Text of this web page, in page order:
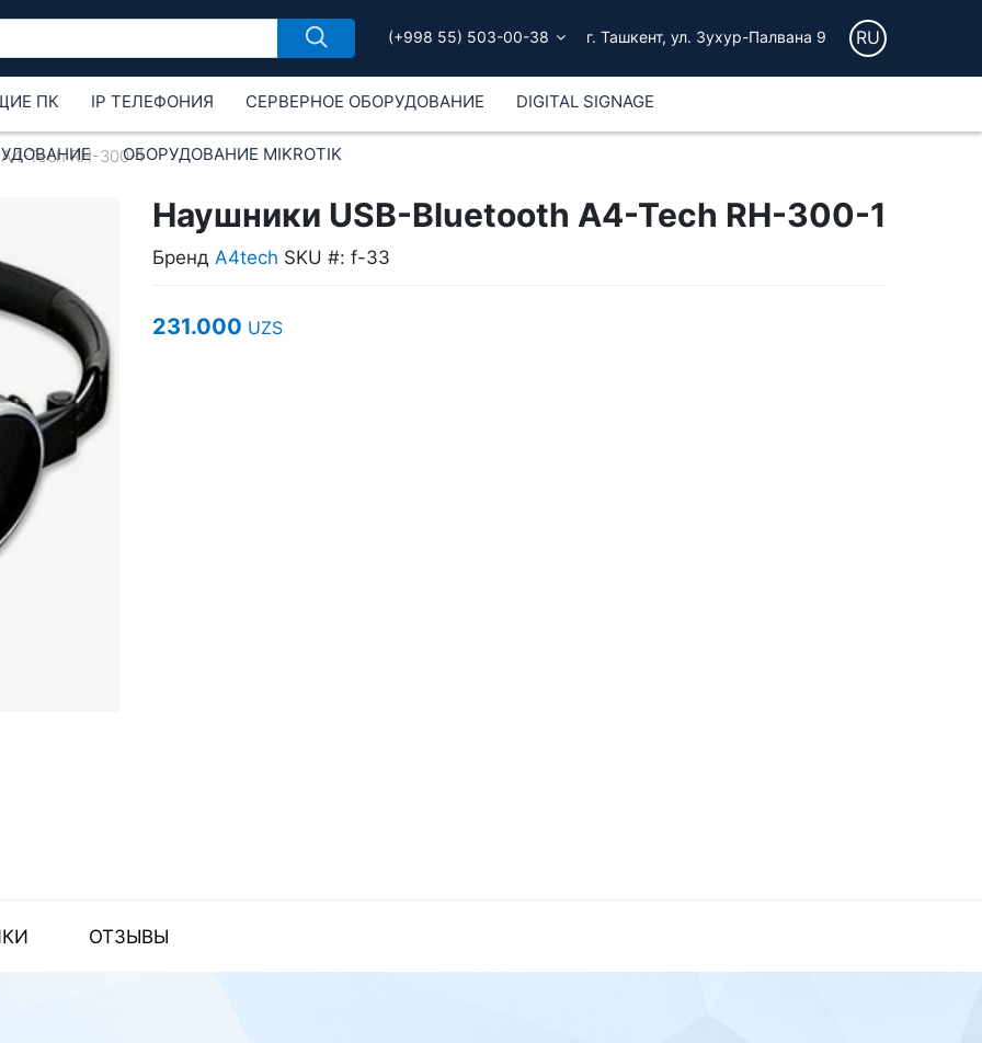
(+998 55) 503-00-38 г. Ташкент, ул. Зухур-Палвана 9 RU
ПК IP ТЕЛЕФОНИЯ СЕРВЕРНОЕ ОБОРУДОВАНИЕ DIGITAL SIGNAGE
ОБОРУДОВАНИЕ MIKROTIK
Tech RH-300-1
Наушники USB-Bluetooth A4-Tech RH-300-1
Бренд A4tech SKU #: f-33
231.000 UZS
ОТЗЫВЫ